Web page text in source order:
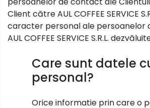
Client către AUL COFFEE SERVICE
caracter personal ale persoanelor
AUL COFFEE SERVICE S.R.L.
Care sunt datele
personal?
Orice informatie prin care o